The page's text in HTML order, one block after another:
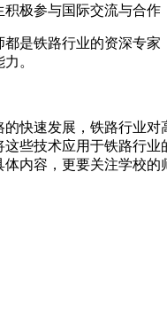
极参与国际交流与合作
是铁路行业的资深专
。
快速发展，铁路行业
些技术应用于铁路行
内容，更要关注学校